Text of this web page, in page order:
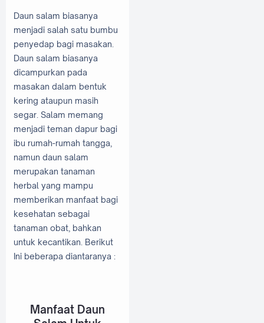
Daun salam biasanya
menjadi salah satu bumbu
penyedap bagi masakan.
Daun salam biasanya
dicampurkan pada
masakan dalam bentuk
kering ataupun masih
segar. Salam memang
menjadi teman dapur bagi
ibu rumah-rumah tangga,
namun daun salam
merupakan tanaman
herbal yang mampu
memberikan manfaat bagi
kesehatan sebagai
tanaman obat, bahkan
untuk kecantikan. Berikut
Ini beberapa diantaranya :
Manfaat Daun